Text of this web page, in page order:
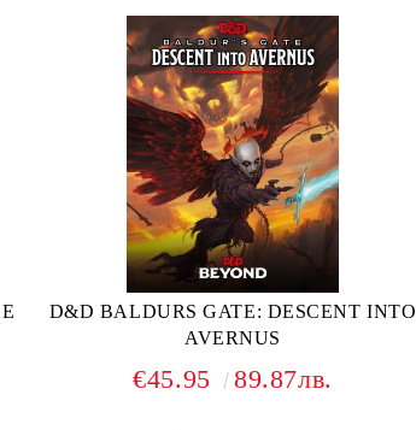
D&D BALDURS GATE: DESCENT INTO
AVERNUS
€45.95 89.87лв.